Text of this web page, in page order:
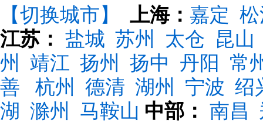
【切换城市】 上海： 嘉定
江苏： 盐城 苏州 太仓 昆山
州
靖江 扬州 扬中 丹阳
常
善
杭州 德清 湖州 宁波 绍
湖 滁州 马鞍山 中部： 南昌